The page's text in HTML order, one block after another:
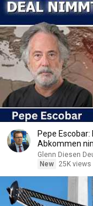
Pepe
Abkommen
Glenn Diesen
New
25K views